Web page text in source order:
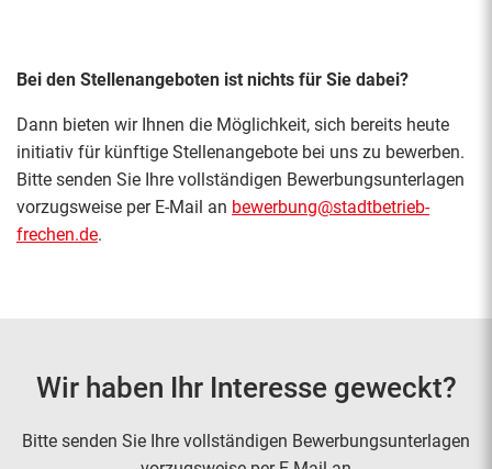
Bei den Stellenangeboten ist nichts für Sie dabei?
Dann bieten wir Ihnen die Möglichkeit, sich bereits heute
initiativ für künftige Stellenangebote bei uns zu bewerben.
Bitte senden Sie Ihre vollständigen Bewerbungsunterlagen
vorzugsweise per E-Mail an bewerbung@stadtbetrieb-
frechen.de.
Wir haben Ihr Interesse geweckt?
Bitte senden Sie Ihre vollständigen Bewerbungsunterlagen